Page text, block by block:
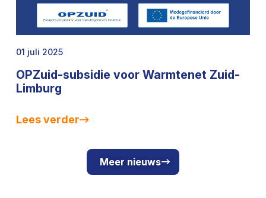
01 juli 2025
OPZuid-subsidie voor Warmtenet Zuid-
Limburg
Lees verder
Meer nieuws